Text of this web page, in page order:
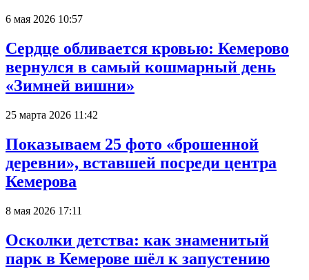
6 мая 2026 10:57
Сердце обливается кровью: Кемерово
вернулся в самый кошмарный день
«Зимней вишни»
25 марта 2026 11:42
Показываем 25 фото «брошенной
деревни», вставшей посреди центра
Кемерова
8 мая 2026 17:11
Осколки детства: как знаменитый
парк в Кемерове шёл к запустению